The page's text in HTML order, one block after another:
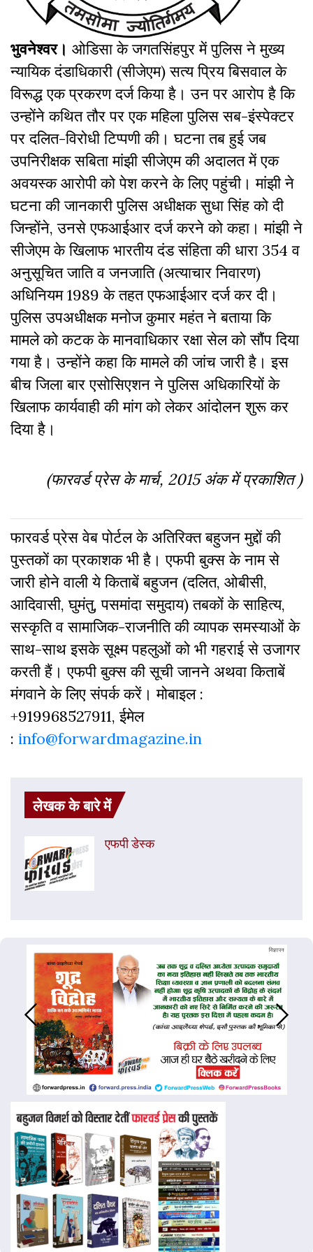
भुवनेश्वर। ओडिसा के जगतसिंहपुर में पुलिस ने मुख्य
न्यायिक दंडाधिकारी (सीजेएम) सत्य प्रिय बिसवाल के
विरूद्ध एक प्रकरण दर्ज किया है। उन पर आरोप है कि
उन्होंने कथित तौर पर एक महिला पुलिस सब-इंस्पेक्टर
पर दलित-विरोधी टिप्पणी की। घटना तब हुई जब
उपनिरीक्षक सबिता मांझी सीजेएम की अदालत में एक
अवयस्क आरोपी को पेश करने के लिए पहुंची। मांझी ने
घटना की जानकारी पुलिस अधीक्षक सुधा सिंह को दी
जिन्होंने, उनसे एफआईआर दर्ज करने को कहा। मांझी ने
सीजेएम के खिलाफ भारतीय दंड संहिता की धारा 354 व
अनुसूचित जाति व जनजाति (अत्याचार निवारण)
अधिनियम 1989 के तहत एफआईआर दर्ज कर दी।
पुलिस उपअधीक्षक मनोज कुमार महंत ने बताया कि
मामले को कटक के मानवाधिकार रक्षा सेल को सौंप दिया
गया है। उन्होंने कहा कि मामले की जांच जारी है। इस
बीच जिला बार एसोसिएशन ने पुलिस अधिकारियों के
खिलाफ कार्यवाही की मांग को लेकर आंदोलन शुरू कर
दिया है।
(फारवर्ड प्रेस के मार्च, 2015 अंक में प्रकाशित )
फारवर्ड प्रेस वेब पोर्टल के अतिरिक्‍त बहुजन मुद्दों की
पुस्‍तकों का प्रकाशक भी है। एफपी बुक्‍स के नाम से
जारी होने वाली ये किताबें बहुजन (दलित, ओबीसी,
आदिवासी, घुमंतु, पसमांदा समुदाय) तबकों के साहित्‍य,
सस्‍क‍ृति व सामाजिक-राजनीति की व्‍यापक समस्‍याओं के
साथ-साथ इसके सूक्ष्म पहलुओं को भी गहराई से उजागर
करती हैं। एफपी बुक्‍स की सूची जानने अथवा किताबें
मंगवाने के लिए संपर्क करें। मोबाइल :
+919968527911, ईमेल
: info@forwardmagazine.in
लेखक के बारे में
एफपी डेस्‍क